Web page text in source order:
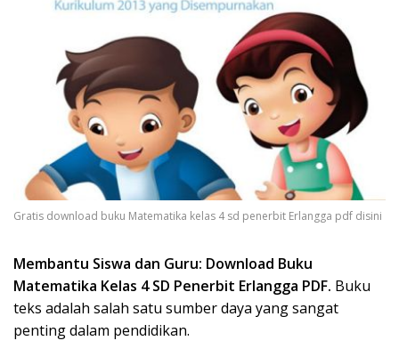
Gratis download buku Matematika kelas 4 sd penerbit Erlangga pdf disini
Membantu Siswa dan Guru: Download Buku
Matematika Kelas 4 SD Penerbit Erlangga PDF. Buku
teks adalah salah satu sumber daya yang sangat
penting dalam pendidikan.